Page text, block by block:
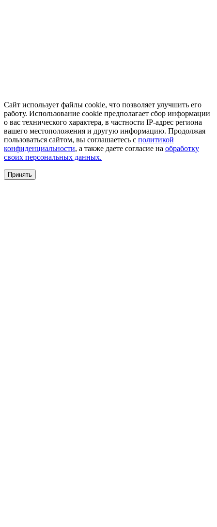
Сайт использует файлы cookie, что позволяет улучшить его
работу. Использование cookie предполагает сбор информации
о вас технического характера, в частности IP-адрес региона
вашего местоположения и другую информацию. Продолжая
пользоваться сайтом, вы соглашаетесь с политикой
конфиденциальности, а также даете согласие на обработку
своих персональных данных.
Принять